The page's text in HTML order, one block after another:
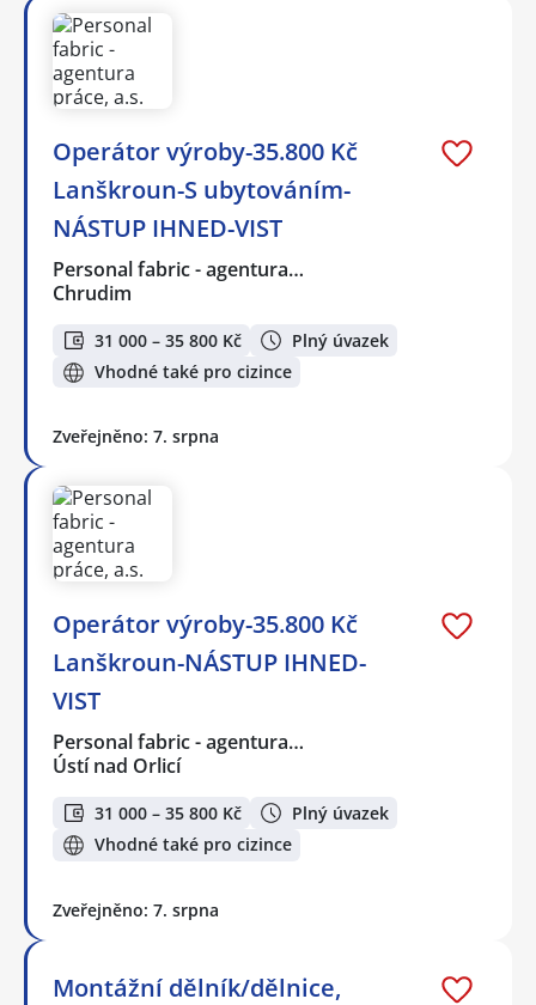
Operátor výroby-35.800 Kč
Lanškroun-S ubytováním-
NÁSTUP IHNED-VIST
Personal fabric - agentura…
Chrudim
31 000 – 35 800 Kč
Plný úvazek
Vhodné také pro cizince
Zveřejněno: 7. srpna
Operátor výroby-35.800 Kč
Lanškroun-NÁSTUP IHNED-
VIST
Personal fabric - agentura…
Ústí nad Orlicí
31 000 – 35 800 Kč
Plný úvazek
Vhodné také pro cizince
Zveřejněno: 7. srpna
Montážní dělník/dělnice,